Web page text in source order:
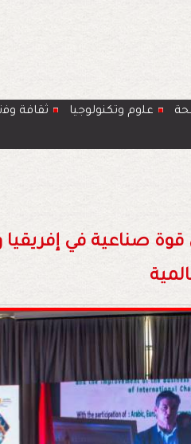
ﻋﻠوم وتكنولوجيا ﺛﻘﺎﻓﺔ
قوة صناعية في